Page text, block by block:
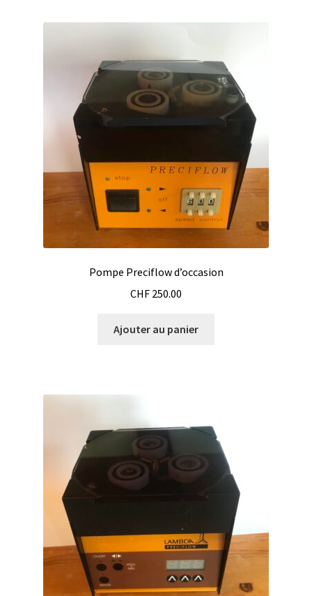
Compteur de colonies
Conditions générales de vente
Connectique d’occasion
Consommable – Cryogénie
Consommable – Culture
Cultures de microorganismes anaérobes et microaérobes
Pompe Preciflow d’occasion
CHF 250.00
Ajouter au panier